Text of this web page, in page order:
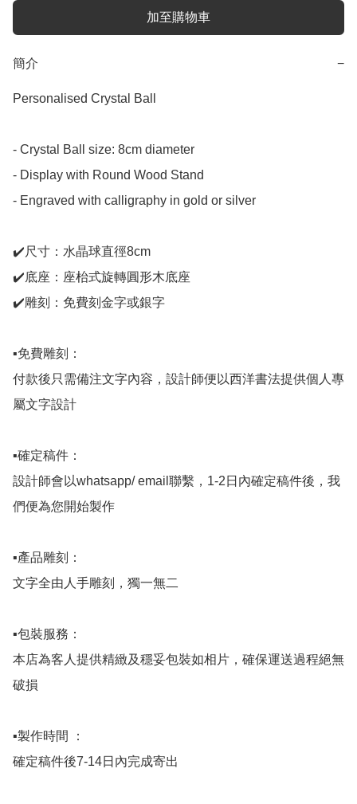
加至購物車
簡介 −
Personalised Crystal Ball
- Crystal Ball size: 8cm diameter
- Display with Round Wood Stand
- Engraved with calligraphy in gold or silver
✔️尺寸：水晶球直徑8cm
✔️底座：座枱式旋轉圓形木底座
✔️雕刻：免費刻金字或銀字
▪️免費雕刻：
付款後只需備注文字內容，設計師便以西洋書法提供個人專
屬文字設計
▪️確定稿件：
設計師會以whatsapp/ email聯繫，1-2日內確定稿件後，我
們便為您開始製作
▪️產品雕刻：
文字全由人手雕刻，獨一無二
▪️包裝服務：
本店為客人提供精緻及穩妥包裝如相片，確保運送過程絕無
破損
▪️製作時間 ：
確定稿件後7-14日內完成寄出